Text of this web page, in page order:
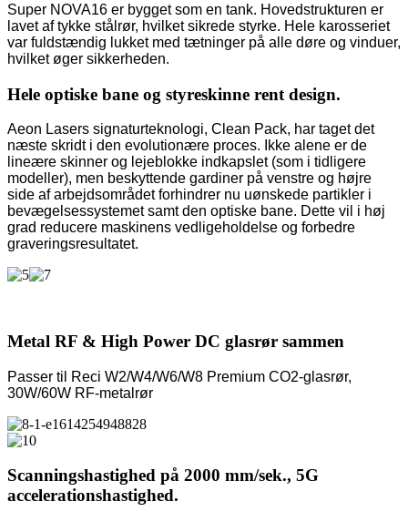
Super NOVA16 er bygget som en tank. Hovedstrukturen er
lavet af tykke stålrør, hvilket sikrede styrke. Hele karosseriet
var fuldstændig lukket med tætninger på alle døre og vinduer,
hvilket øger sikkerheden.
Hele optiske bane og styreskinne rent design.
Aeon Lasers signaturteknologi, Clean Pack, har taget det
næste skridt i den evolutionære proces. Ikke alene er de
lineære skinner og lejeblokke indkapslet (som i tidligere
modeller), men beskyttende gardiner på venstre og højre
side af arbejdsområdet forhindrer nu uønskede partikler i
bevægelsessystemet samt den optiske bane. Dette vil i høj
grad reducere maskinens vedligeholdelse og forbedre
graveringsresultatet.
Metal RF & High Power DC glasrør sammen
Passer til Reci W2/W4/W6/W8 Premium CO2-glasrør,
30W/60W RF-metalrør
Scanningshastighed på 2000 mm/sek., 5G
accelerationshastighed.